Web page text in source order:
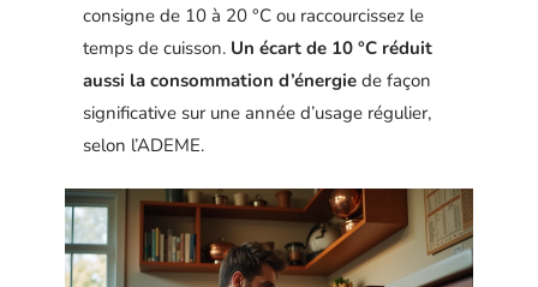
consigne de 10 à 20 °C ou raccourcissez le
temps de cuisson. Un écart de 10 °C réduit
aussi la consommation d’énergie de façon
significative sur une année d’usage régulier,
selon l’ADEME.